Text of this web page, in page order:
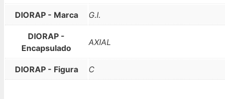
DIORAP - Marca G.I.
DIORAP -
Encapsulado
AXIAL
DIORAP - Figura C